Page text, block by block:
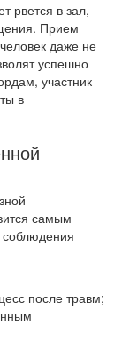
рвется в зал,
Прием
даже не
успешно
участник
в
самым
соблюдения
после травм;